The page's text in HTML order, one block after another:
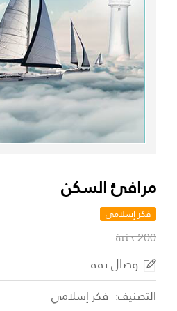
مرافئ السكن
فكر إسلامي
200 جنية
وصال تقة
التصنيف: فكر إسلامي